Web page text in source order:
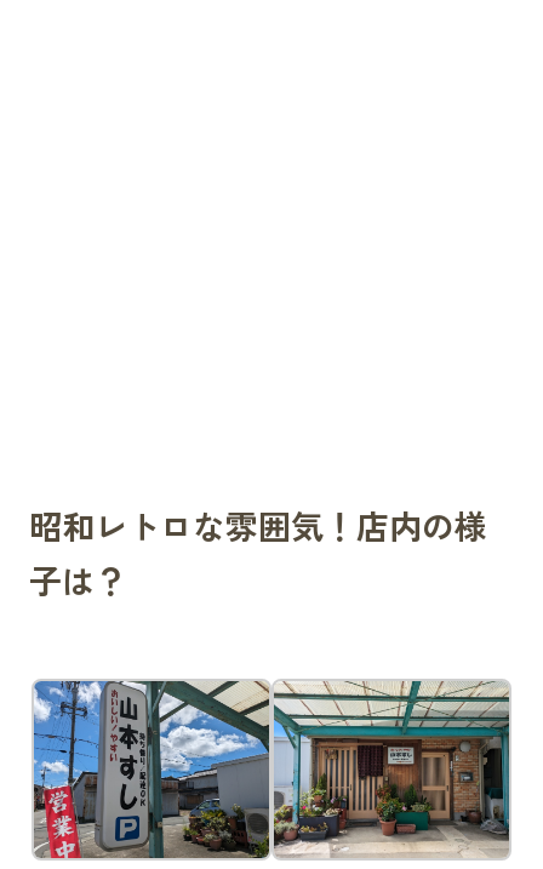
昭和レトロな雰囲気！店内の様
子は？